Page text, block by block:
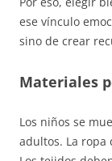
ese vínculo
sino de crear
Materiales
Los niños se
adultos. La ropa